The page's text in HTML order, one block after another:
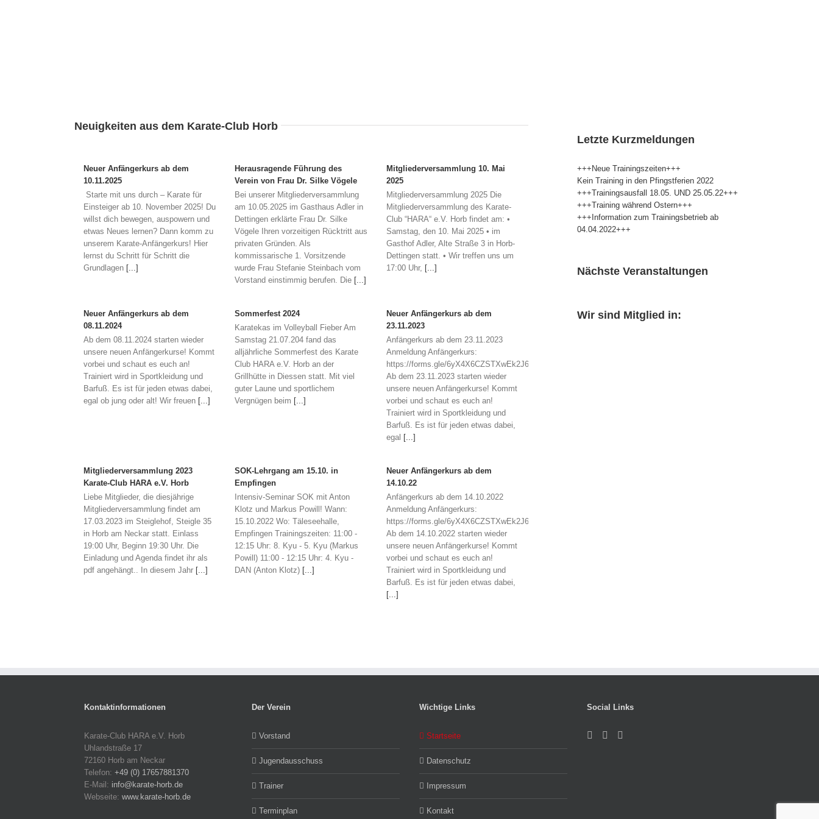
Neuigkeiten aus dem Karate-Club Horb
Neuer Anfängerkurs ab dem
10.11.2025
Starte mit uns durch – Karate für
Einsteiger ab 10. November 2025! Du
willst dich bewegen, auspowern und
etwas Neues lernen? Dann komm zu
unserem Karate-Anfängerkurs! Hier
lernst du Schritt für Schritt die
Grundlagen [...]
Herausragende Führung des
Verein von Frau Dr. Silke Vögele
Bei unserer Mitgliederversammlung
am 10.05.2025 im Gasthaus Adler in
Dettingen erklärte Frau Dr. Silke
Vögele Ihren vorzeitigen Rücktritt aus
privaten Gründen. Als
kommissarische 1. Vorsitzende
wurde Frau Stefanie Steinbach vom
Vorstand einstimmig berufen. Die [...]
Mitgliederversammlung 10. Mai
2025
Mitgliederversammlung 2025 Die
Mitgliederversammlung des Karate-
Club “HARA“ e.V. Horb findet am: •
Samstag, den 10. Mai 2025 • im
Gasthof Adler, Alte Straße 3 in Horb-
Dettingen statt. • Wir treffen uns um
17:00 Uhr, [...]
Neuer Anfängerkurs ab dem
08.11.2024
Ab dem 08.11.2024 starten wieder
unsere neuen Anfängerkurse! Kommt
vorbei und schaut es euch an!
Trainiert wird in Sportkleidung und
Barfuß. Es ist für jeden etwas dabei,
egal ob jung oder alt! Wir freuen [...]
Sommerfest 2024
Karatekas im Volleyball Fieber Am
Samstag 21.07.204 fand das
alljährliche Sommerfest des Karate
Club HARA e.V. Horb an der
Grillhütte in Diessen statt. Mit viel
guter Laune und sportlichem
Vergnügen beim [...]
Neuer Anfängerkurs ab dem
23.11.2023
Anfängerkurs ab dem 23.11.2023
Anmeldung Anfängerkurs:
https://forms.gle/6yX4X6CZSTXwEk2J6
Ab dem 23.11.2023 starten wieder
unsere neuen Anfängerkurse! Kommt
vorbei und schaut es euch an!
Trainiert wird in Sportkleidung und
Barfuß. Es ist für jeden etwas dabei,
egal [...]
Mitgliederversammlung 2023
Karate-Club HARA e.V. Horb
Liebe Mitglieder, die diesjährige
Mitgliederversammlung findet am
17.03.2023 im Steiglehof, Steigle 35
in Horb am Neckar statt. Einlass
19:00 Uhr, Beginn 19:30 Uhr. Die
Einladung und Agenda findet ihr als
pdf angehängt.. In diesem Jahr [...]
SOK-Lehrgang am 15.10. in
Empfingen
Intensiv-Seminar SOK mit Anton
Klotz und Markus Powill! Wann:
15.10.2022 Wo: Täleseehalle,
Empfingen Trainingszeiten: 11:00 -
12:15 Uhr: 8. Kyu - 5. Kyu (Markus
Powill) 11:00 - 12:15 Uhr: 4. Kyu -
DAN (Anton Klotz) [...]
Neuer Anfängerkurs ab dem
14.10.22
Anfängerkurs ab dem 14.10.2022
Anmeldung Anfängerkurs:
https://forms.gle/6yX4X6CZSTXwEk2J6
Ab dem 14.10.2022 starten wieder
unsere neuen Anfängerkurse! Kommt
vorbei und schaut es euch an!
Trainiert wird in Sportkleidung und
Barfuß. Es ist für jeden etwas dabei,
[...]
Letzte Kurzmeldungen
+++Neue Trainingszeiten+++
Kein Training in den Pfingstferien 2022
+++Trainingsausfall 18.05. UND 25.05.22+++
+++Training während Ostern+++
+++Information zum Trainingsbetrieb ab
04.04.2022+++
Nächste Veranstaltungen
Wir sind Mitglied in:
Kontaktinformationen
Karate-Club HARA e.V. Horb
Uhlandstraße 17
72160 Horb am Neckar
Telefon: +49 (0) 17657881370
E-Mail: info@karate-horb.de
Webseite: www.karate-horb.de
Der Verein
Vorstand
Jugendausschuss
Trainer
Terminplan
Wichtige Links
Startseite
Datenschutz
Impressum
Kontakt
Social Links